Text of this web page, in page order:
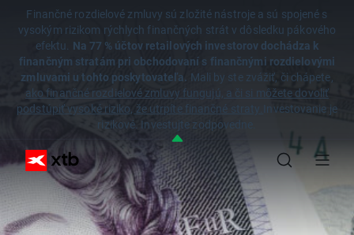
Finančné rozdielové zmluvy sú zložité nástroje a sú spojené s
vysokým rizikom rýchlych finančných strát v dôsledku pákového
efektu. Na 77 % účtov retailových investorov dochádza k
finančným stratám pri obchodovaní s finančnými rozdielovými
zmluvami u tohto poskytovateľa. Mali by ste zvážiť, či chápete,
ako finančné rozdielové zmluvy fungujú, a či si môžete dovoliť
podstúpiť vysoké riziko, že utrpíte finančné straty. Investovanie je
rizikové. Investujte zodpovedne.